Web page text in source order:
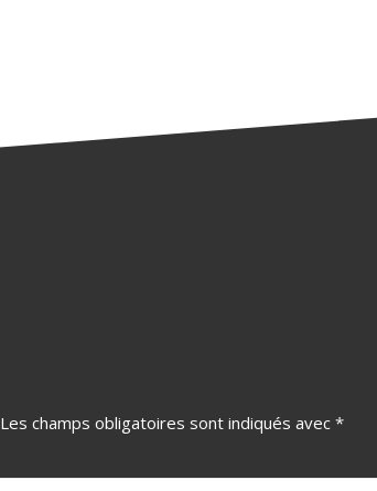
Les champs obligatoires sont indiqués avec *